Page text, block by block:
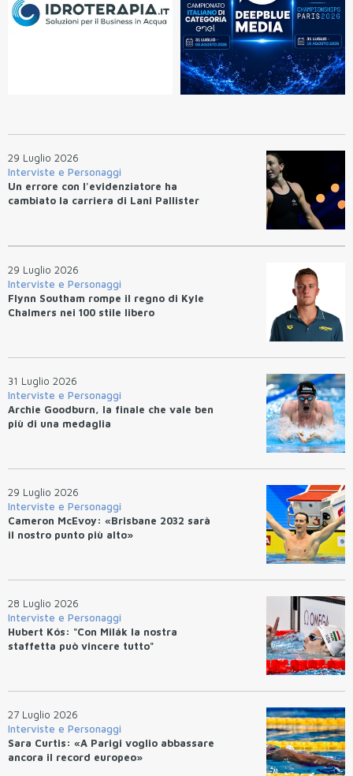
29 Luglio 2026
Interviste e Personaggi
Un errore con l'evidenziatore ha
cambiato la carriera di Lani Pallister
29 Luglio 2026
Interviste e Personaggi
Flynn Southam rompe il regno di Kyle
Chalmers nei 100 stile libero
31 Luglio 2026
Interviste e Personaggi
Archie Goodburn, la finale che vale ben
più di una medaglia
29 Luglio 2026
Interviste e Personaggi
Cameron McEvoy: «Brisbane 2032 sarà
il nostro punto più alto»
28 Luglio 2026
Interviste e Personaggi
Hubert Kós: "Con Milák la nostra
staffetta può vincere tutto"
27 Luglio 2026
Interviste e Personaggi
Sara Curtis: «A Parigi voglio abbassare
ancora il record europeo»